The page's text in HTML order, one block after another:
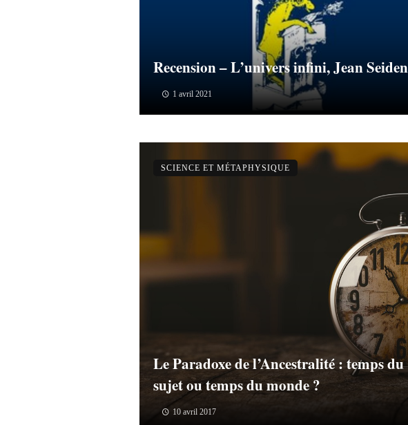
Recension – L’univers infini, Jean
1 avril 2021
Le Paradoxe de l’Ancestralité : temps du
sujet ou temps du monde ?
10 avril 2017
SCIENCE ET MÉTAPHYSIQUE